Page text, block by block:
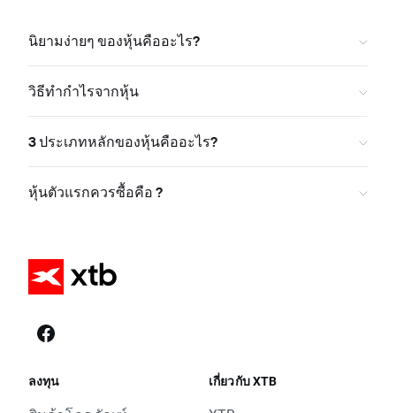
นิยามง่ายๆ ของหุ้นคืออะไร?
วิธีทำกำไรจากหุ้น
3 ประเภทหลักของหุ้นคืออะไร?
หุ้นตัวแรกควรซื้อคือ ?
ลงทุน เกี่ยวกับ XTB